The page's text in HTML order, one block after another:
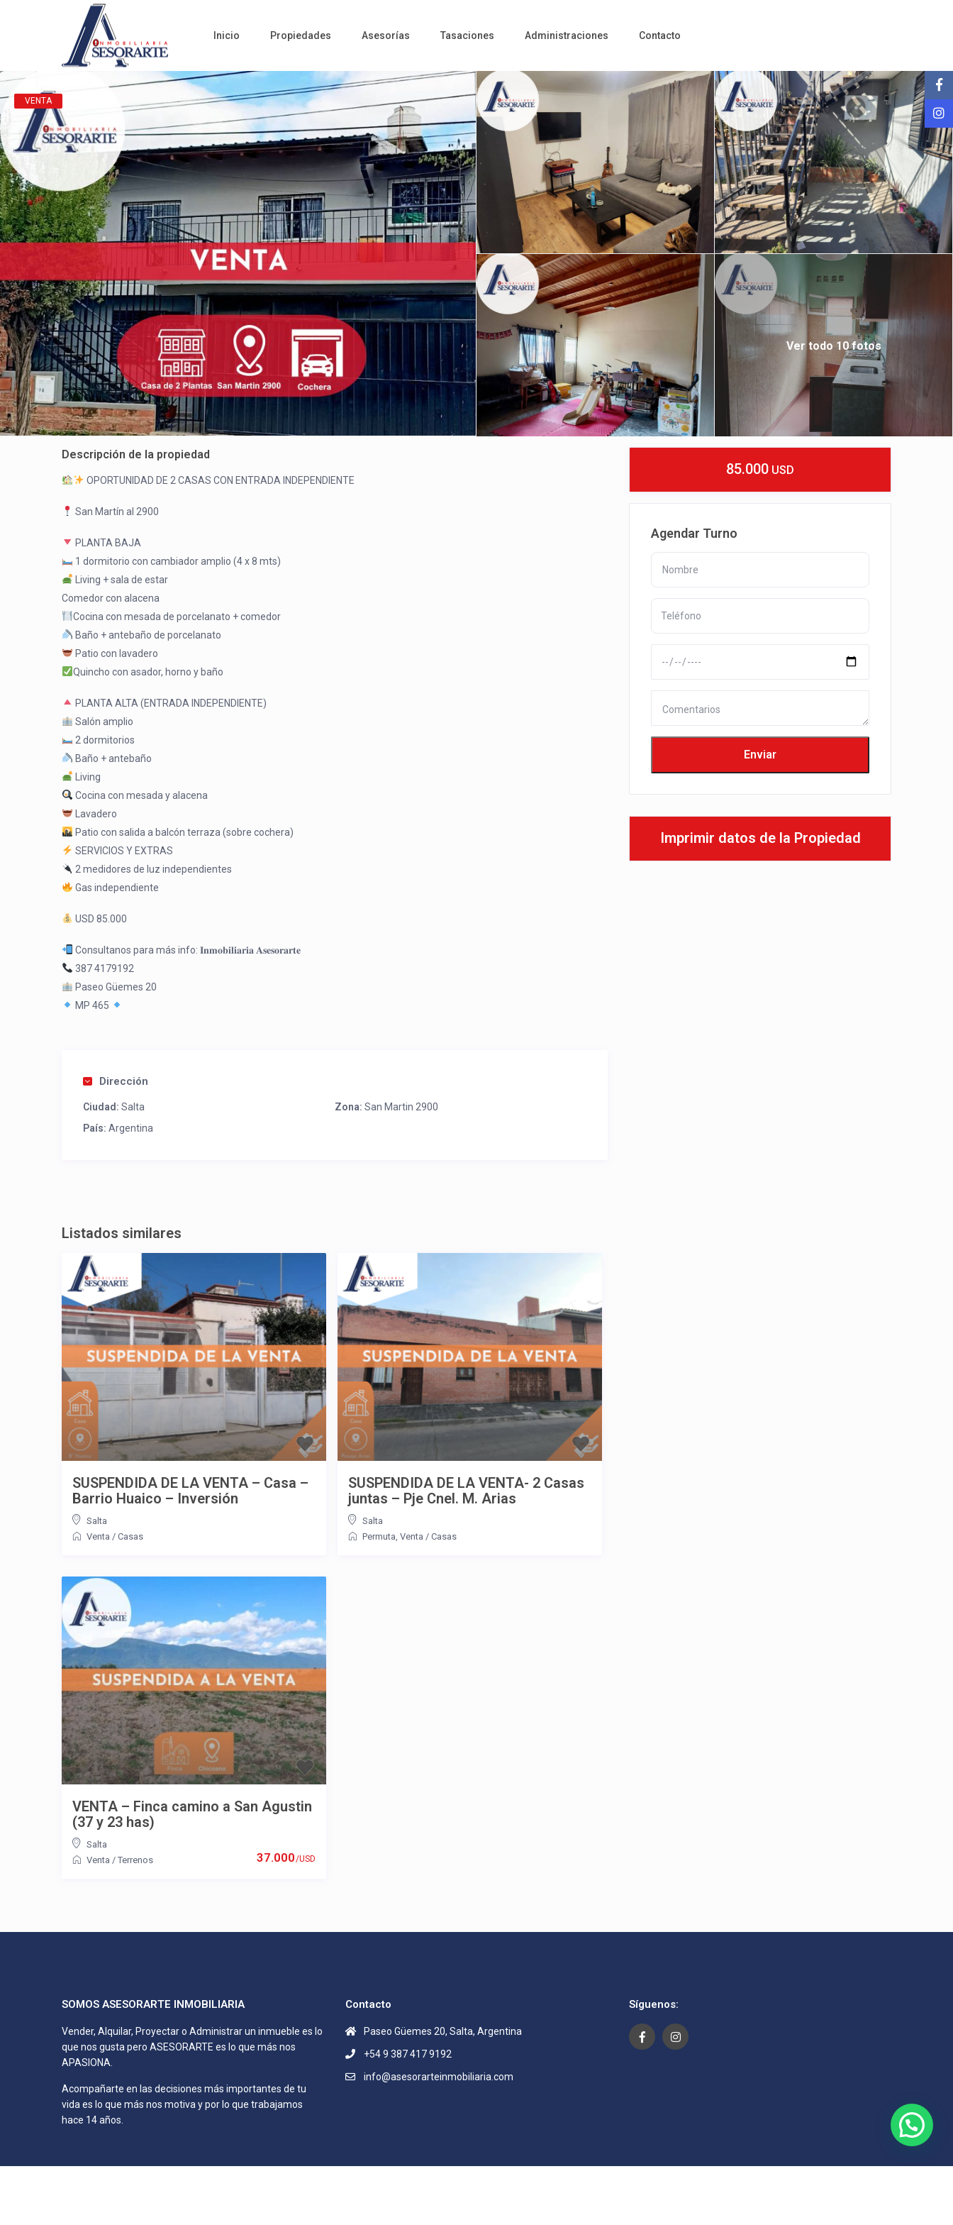
Inicio Propiedades Asesorías Tasaciones Administraciones Contacto
VENTA
Ver todo 10 fotos
Descripción de la propiedad
OPORTUNIDAD DE 2 CASAS CON ENTRADA INDEPENDIENTE
San Martín al 2900
PLANTA BAJA
1 dormitorio con cambiador amplio (4 x 8 mts)
Living + sala de estar
Comedor con alacena
Cocina con mesada de porcelanato + comedor
Baño + antebaño de porcelanato
Patio con lavadero
Quincho con asador, horno y baño
PLANTA ALTA (ENTRADA INDEPENDIENTE)
Salón amplio
2 dormitorios
Baño + antebaño
Living
Cocina con mesada y alacena
Lavadero
Patio con salida a balcón terraza (sobre cochera)
SERVICIOS Y EXTRAS
2 medidores de luz independientes
Gas independiente
USD 85.000
Consultanos para más info: 𝐈𝐧𝐦𝐨𝐛𝐢𝐥𝐢𝐚𝐫𝐢𝐚 𝐀𝐬𝐞𝐬𝐨𝐫𝐚𝐫𝐭𝐞
387 4179192
Paseo Güemes 20
MP 465
Dirección
Ciudad: Salta Zona: San Martin 2900
País: Argentina
Listados similares
SUSPENDIDA DE LA VENTA – Casa –
Barrio Huaico – Inversión
Salta
Venta / Casas
SUSPENDIDA DE LA VENTA- 2 Casas
juntas – Pje Cnel. M. Arias
Salta
Permuta Venta / Casas
37.000/USD
VENTA – Finca camino a San Agustin
(37 y 23 has)
Salta
Venta / Terrenos
85.000 USD
Agendar Turno
Imprimir datos de la Propiedad
SOMOS ASESORARTE INMOBILIARIA
Vender, Alquilar, Proyectar o Administrar un inmueble es lo
que nos gusta pero ASESORARTE es lo que más nos
APASIONA.
Acompañarte en las decisiones más importantes de tu
vida es lo que más nos motiva y por lo que trabajamos
hace 14 años.
Contacto
Paseo Güemes 20, Salta, Argentina
+54 9 387 417 9192
info@asesorarteinmobiliaria.com
Síguenos: